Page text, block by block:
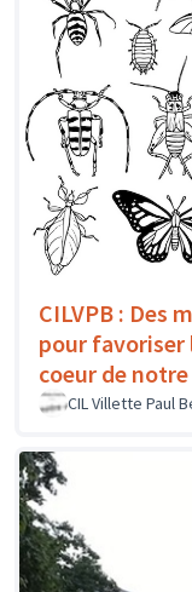
CILVPB : Des
pour favoriser
coeur de
CIL Villette Paul